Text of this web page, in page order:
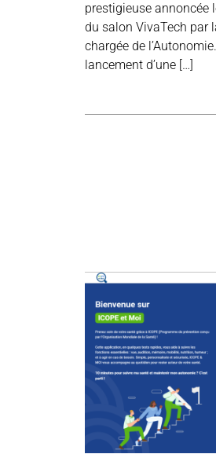
prestigieuse annoncée
du salon VivaTech par
chargée de
lancement d’une […]